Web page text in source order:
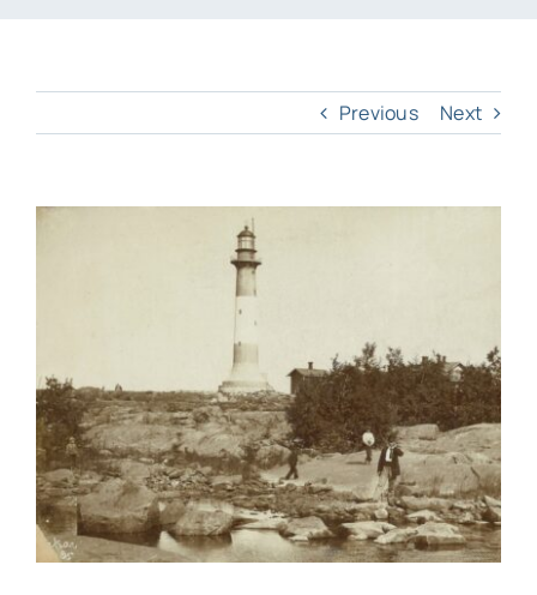
Previous Next
View